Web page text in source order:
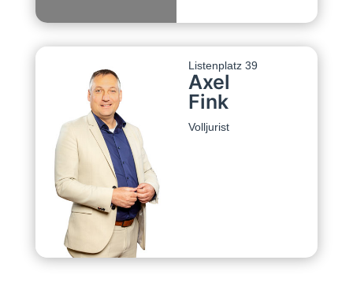
Listenplatz 39
Axel
Fink
Volljurist